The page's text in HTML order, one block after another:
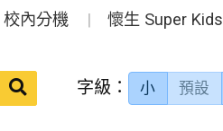
校內分機 懷生 Super Kids
送出 字級： 小 預設